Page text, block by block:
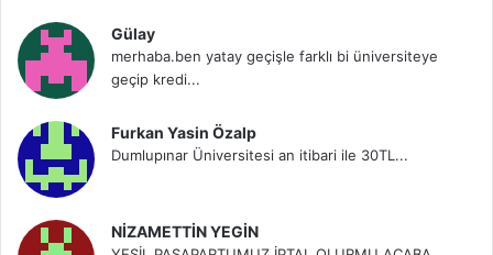
Gülay
merhaba.ben yatay geçişle farklı bi üniversiteye
geçip kredi...
Furkan Yasin Özalp
Dumlupınar Üniversitesi an itibari ile 30TL...
NİZAMETTİN YEGİN